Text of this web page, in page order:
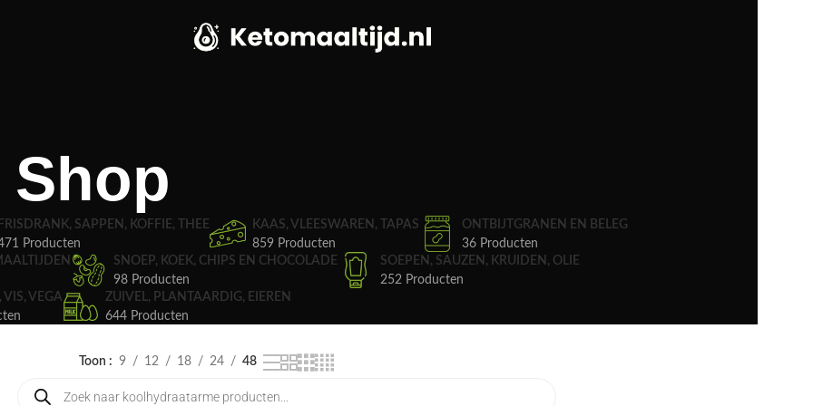
Shop
FRISDRANK, SAPPEN, KOFFIE, THEE
Producten
KAAS, VLEESWAREN, TAPAS
859 Producten
ONTBIJTGRANEN EN BELEG
36 Producten
SNOEP, KOEK, CHIPS EN CHOCOLADE
98 Producten
SOEPEN, SAUZEN, KRUIDEN, OLIE
252 Producten
VIS, VEGA
ZUIVEL, PLANTAARDIG, EIEREN
644 Producten
Toon 9 12 18 24 48